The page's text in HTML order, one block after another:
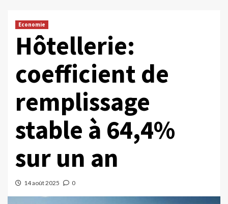
Economie
Hôtellerie:
coefficient de
remplissage
stable à 64,4%
sur un an
14 août 2025 0